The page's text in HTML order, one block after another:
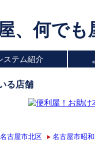
、何で
ステム紹介
る店舗
名古屋市北区
名古屋市昭